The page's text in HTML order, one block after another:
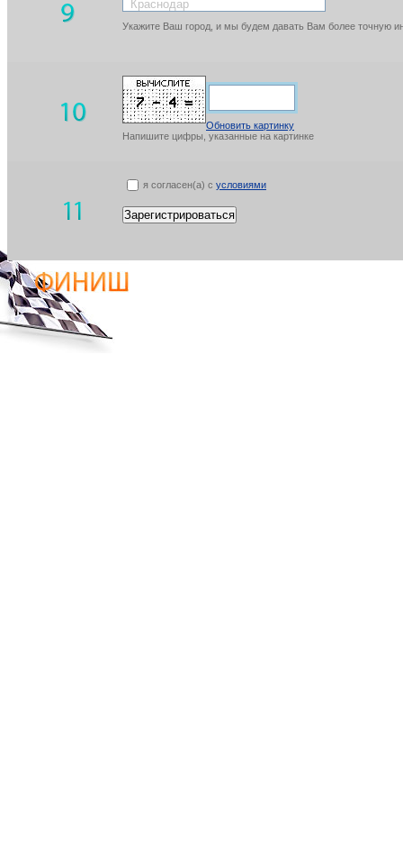
Укажите Ваш город, и мы будем давать Вам более точную
Обновить картинку
Напишите цифры, указанные на картинке
я согласен(а) с условиями
Зарегистрироваться